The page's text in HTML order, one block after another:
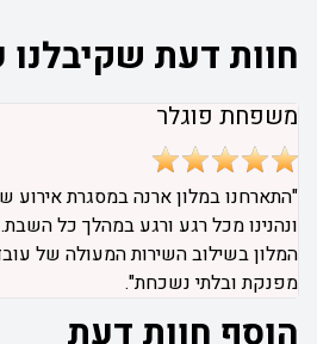
חוות דעת
משפחת פוגלר
"התארחנו במלון ארנה במסגרת
ונהנינו מכל רגע ורגע במהלך כל
המלון בשילוב השירות המעולה של
מפנקת ובלתי נשכחת".